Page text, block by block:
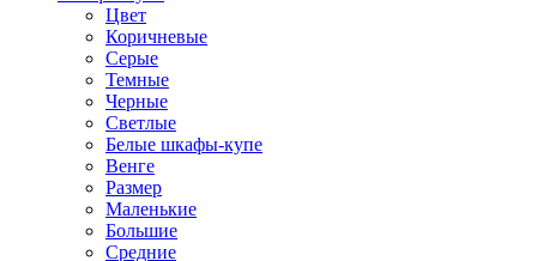
Цвет
Коричневые
Серые
Темные
Черные
Светлые
Белые шкафы-купе
Венге
Размер
Маленькие
Большие
Средние